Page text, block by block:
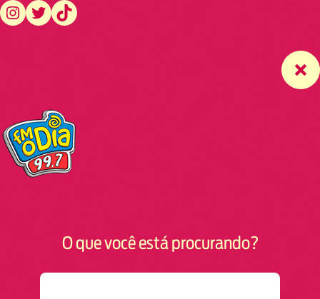
https://www.instagram.com/fmodia.macae/ https://twitter.com/fmodia.macae/ https://www.tiktok.com/@fmodia.macae
O que você está procurando?